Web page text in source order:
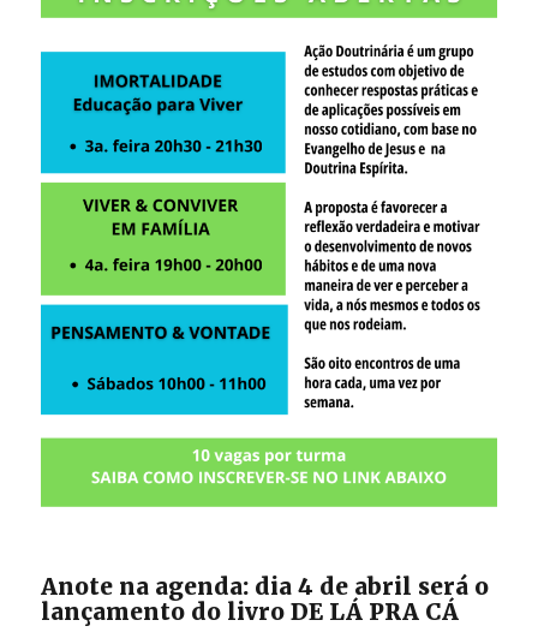
Anote na agenda: dia 4 de abril será o
lançamento do livro DE LÁ PRA CÁ